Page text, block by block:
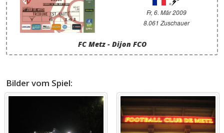
Fr, 6. Mär 2009
8.061 Zuschauer
FC Metz - Dijon FCO
Bilder vom Spiel: